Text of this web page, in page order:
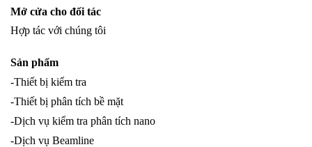
Mở cửa cho đối tác
Hợp tác với chúng tôi
Sản phẩm
-Thiết bị kiểm tra
-Thiết bị phân tích bề mặt
-Dịch vụ kiểm tra phân tích nano
-Dịch vụ Beamline